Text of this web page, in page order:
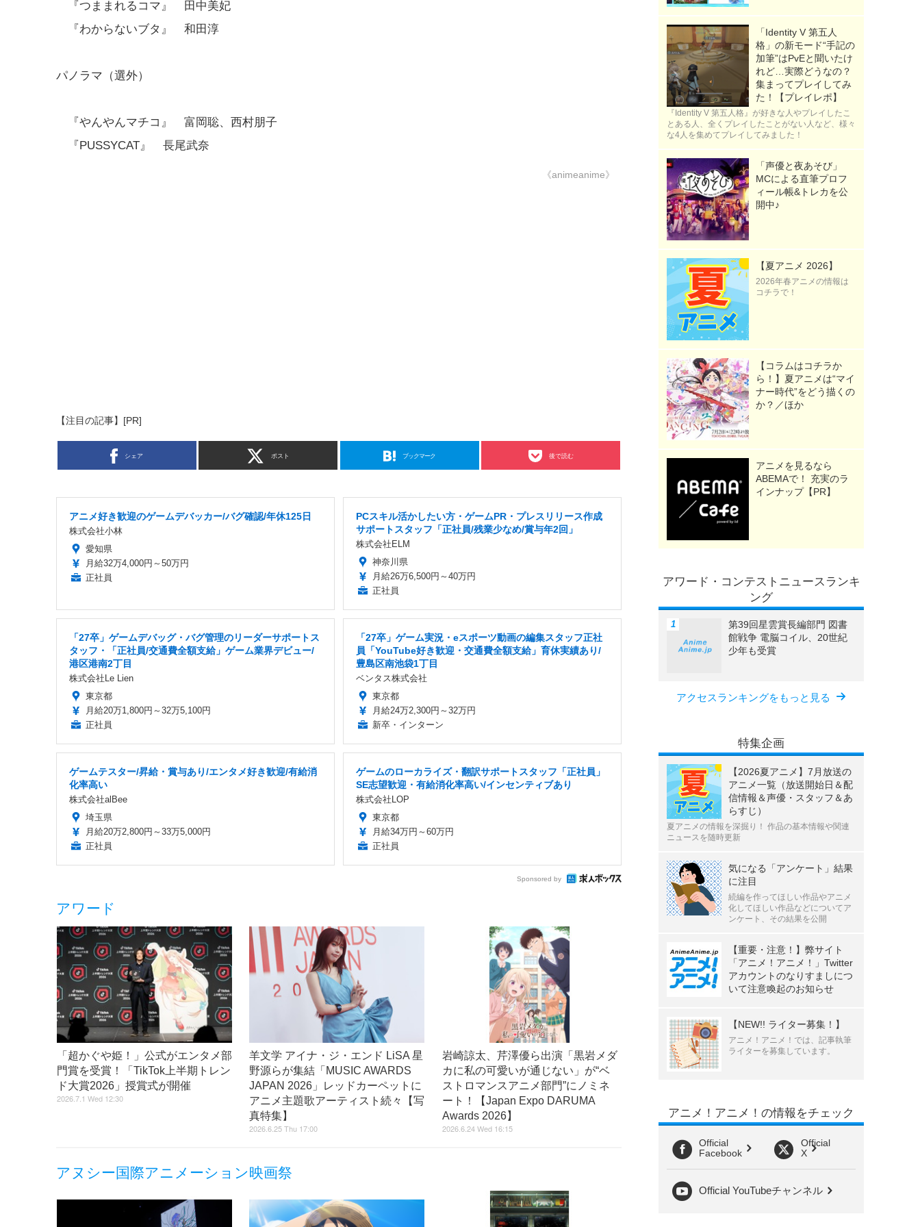
『つままれるコマ』 田中美妃
『わからないブタ』 和田淳
パノラマ（選外）
『やんやんマチコ』 富岡聡、西村朋子
『PUSSYCAT』 長尾武奈
《animeanime》
【注目の記事】[PR]
シェア ポスト ブックマーク 後で読む
アニメ好き歓迎のゲームデバッカー/バグ確認/年休125日
株式会社小林
愛知県
月給32万4,000円～50万円
正社員
PCスキル活かしたい方・ゲームPR・プレスリリース作成
サポートスタッフ「正社員/残業少なめ/賞与年2回」
株式会社ELM
神奈川県
月給26万6,500円～40万円
正社員
「27卒」ゲームデバッグ・バグ管理のリーダーサポートス
タッフ・「正社員/交通費全額支給」ゲーム業界デビュー/
港区港南2丁目
株式会社Le Lien
東京都
月給20万1,800円～32万5,100円
正社員
「27卒」ゲーム実況・eスポーツ動画の編集スタッフ正社
員「YouTube好き歓迎・交通費全額支給」育休実績あり/
豊島区南池袋1丁目
ベンタス株式会社
東京都
月給24万2,300円～32万円
新卒・インターン
ゲームテスター/昇給・賞与あり/エンタメ好き歓迎/有給消
化率高い
株式会社alBee
埼玉県
月給20万2,800円～33万5,000円
正社員
ゲームのローカライズ・翻訳サポートスタッフ「正社員」
SE志望歓迎・有給消化率高い/インセンティブあり
株式会社LOP
東京都
月給34万円～60万円
正社員
Sponsored by
アワード
「超かぐや姫！」公式がエンタメ部
門賞を受賞！「TikTok上半期トレン
ド大賞2026」授賞式が開催
2026.7.1 Wed 12:30
羊文学 アイナ・ジ・エンド LiSA 星
野源らが集結「MUSIC AWARDS
JAPAN 2026」レッドカーペットに
アニメ主題歌アーティスト続々【写
真特集】
2026.6.25 Thu 17:00
岩崎諒太、芹澤優ら出演「黒岩メダ
カに私の可愛いが通じない」が“ベ
ストロマンスアニメ部門”にノミネ
ート！【Japan Expo DARUMA
Awards 2026】
2026.6.24 Wed 16:15
アヌシー国際アニメーション映画祭
「Identity V 第五人
格」の新モード“手記の
加筆”はPvEと聞いたけ
れど…実際どうなの？
集まってプレイしてみ
た！【プレイレポ】
『Identity V 第五人格』が好きな人やプレイしたこ
とある人、全くプレイしたことがない人など、様々
な4人を集めてプレイしてみました！
「声優と夜あそび」
MCによる直筆プロフ
ィール帳&トレカを公
開中♪
【夏アニメ 2026】
2026年春アニメの情報は
コチラで！
【コラムはコチラか
ら！】夏アニメは“マイ
ナー時代”をどう描くの
か？／ほか
アニメを見るなら
ABEMAで！ 充実のラ
インナップ【PR】
アワード・コンテストニュースランキ
ング
第39回星雲賞長編部門 図書
館戦争 電脳コイル、20世紀
少年も受賞
アクセスランキングをもっと見る
特集企画
【2026夏アニメ】7月放送の
アニメ一覧（放送開始日＆配
信情報＆声優・スタッフ＆あ
らすじ）
夏アニメの情報を深掘り！ 作品の基本情報や関連
ニュースを随時更新
気になる「アンケート」結果
に注目
続編を作ってほしい作品やアニメ
化してほしい作品などについてア
ンケート、その結果を公開
【重要・注意！】弊サイト
「アニメ！アニメ！」Twitter
アカウントのなりすましにつ
いて注意喚起のお知らせ
【NEW!! ライター募集！】
アニメ！アニメ！では、記事執筆
ライターを募集しています。
アニメ！アニメ！の情報をチェック
Official
Facebook
Official
X
Official YouTubeチャンネル